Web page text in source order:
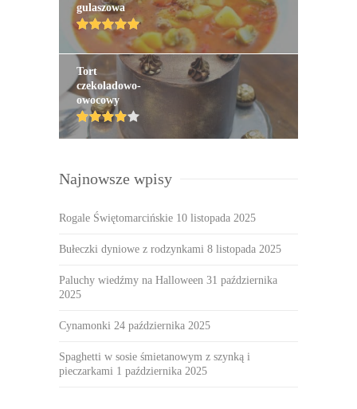
gulaszowa
Tort
czekoladowo-
owocowy
Najnowsze wpisy
Rogale Świętomarcińskie 10 listopada 2025
Bułeczki dyniowe z rodzynkami 8 listopada 2025
Paluchy wiedźmy na Halloween 31 października
2025
Cynamonki 24 października 2025
Spaghetti w sosie śmietanowym z szynką i
pieczarkami 1 października 2025